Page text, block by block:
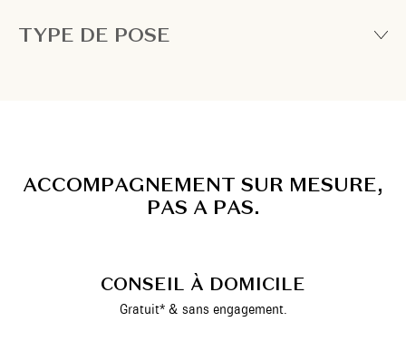
TYPE DE POSE
ACCOMPAGNEMENT SUR MESURE,
PAS A PAS.
CONSEIL À DOMICILE
Gratuit* & sans engagement.